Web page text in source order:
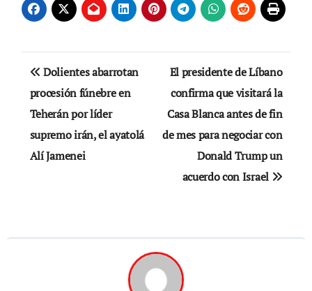
Navegación
de
entradas
Dolientes abarrotan
procesión fúnebre en
Teherán por líder
supremo irán, el ayatolá
Alí Jamenei
El presidente de Líbano
confirma que visitará la
Casa Blanca antes de fin
de mes para negociar con
Donald Trump un
acuerdo con Israel